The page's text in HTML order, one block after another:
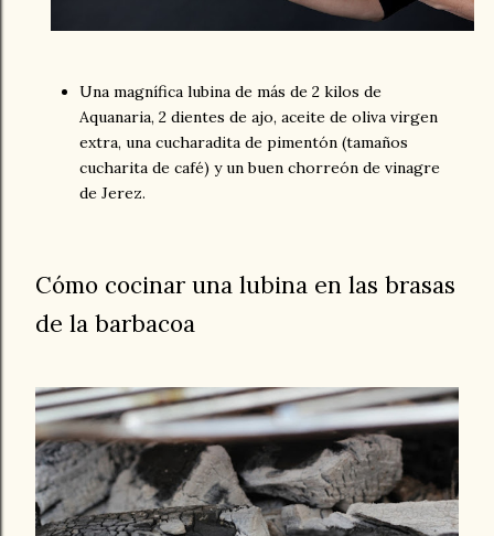
Una magnífica lubina de más de 2 kilos de
Aquanaria, 2 dientes de ajo, aceite de oliva virgen
extra, una cucharadita de pimentón (tamaños
cucharita de café) y un buen chorreón de vinagre
de Jerez.
Cómo cocinar una lubina en las brasas
de la barbacoa